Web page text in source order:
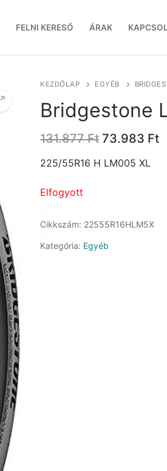
FELNI KERESŐ ÁRAK
KEZDŐLAP EGYÉB
Bridgestone
131.877Ft Original
was:
73.983 Ft
225/55R16 H LM005 XL
Elfogyott
Cikkszám: 22555R16HLM5X
Kategória: Egyéb